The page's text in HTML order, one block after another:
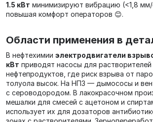
1.5 кВт минимизируют вибрацию (<1,8
повышая комфорт операторов 😊.
Области применения в
В нефтехимии электродвигатели
кВт приводят насосы для растворителей
нефтепродуктов, где риск взрыва от
толуола высок. На НПЗ — дымососы и
с сероводородом. В лакокрасочном
мешалки для смесей с ацетоном и
использует их для дозаторов